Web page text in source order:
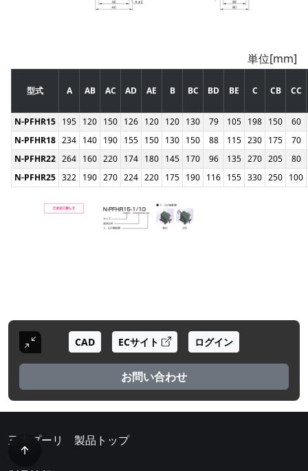
単位[mm]
型式 A AB AC AD AE B BC BD BE C CB CC
N-PFHR15 195 120 150 126 120 120 130 79 105 198 150
60
N-PFHR18 234 140 190 155 150 130 150 88 115 230 175
70
N-PFHR22 264 160 220 174 180 145 170 96 135 270 205
80
N-PFHR25 322 190 270 224 220 175 190 116 155 330 250 100
CAD ECサイト ログイン
お問い合わせ
三木プーリ 製品トップ